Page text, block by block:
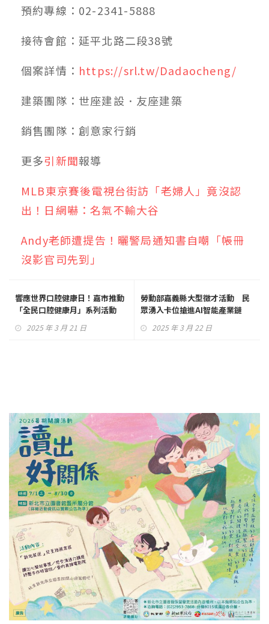
預約專線：02-2341-5888
接待會館：延平北路二段38號
個案詳情： https://srl.tw/Dadaocheng/
建築團隊：世座建設．友座建築
銷售團隊：創意家行銷
更多引新聞報導
MLB東京賽後電視台街訪「老婦人」竟沒認
出！日網嚇：名氣不輸大谷
Andy老師遭提告！曬警局通知書自嘲「帳冊
沒影官司先到」
響應世界口腔健康日！嘉市推動
「全民口腔健康月」系列活動
2025 年 3 月 21 日
勞動部嘉義縣大型徵才活動 民
眾湧入卡位搶進AI智能產業鏈
2025 年 3 月 22 日